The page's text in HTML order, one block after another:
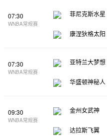
07:30
WNBA常规赛
菲尼克斯水星
康涅狄格太阳
07:30
WNBA常规赛
亚特兰大梦想
华盛顿神秘人
09:30
WNBA常规赛
金州女武神
达拉斯飞翼